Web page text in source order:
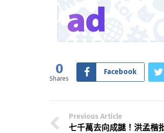
0
Shares
Facebook
Previous Article
七千萬去向成謎！洪孟楷